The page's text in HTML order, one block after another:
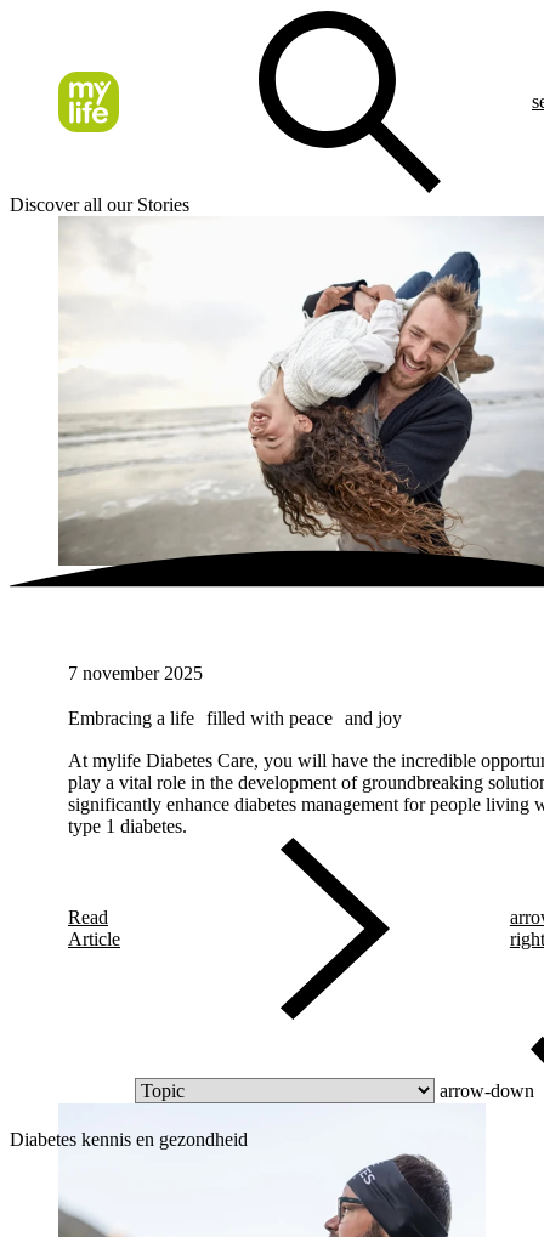
Discover all our Stories
7 november 2025
Embracing a life filled with peace and joy
At mylife Diabetes Care, you will have the incredible
play a vital role in the development of groundbreaking
significantly enhance diabetes management for people living
type 1 diabetes.
Read
Article
right
arrow-down
Diabetes kennis en gezondheid